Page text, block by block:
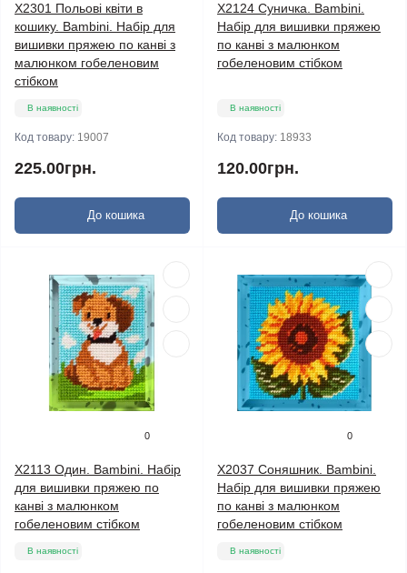
X2301 Польові квіти в
кошику. Bambini. Набір для
вишивки пряжею по канві з
малюнком гобеленовим
стібком
В наявності
Код товару: 19007
225.00грн.
До кошика
X2124 Суничка. Bambini.
Набір для вишивки пряжею
по канві з малюнком
гобеленовим стібком
В наявності
Код товару: 18933
120.00грн.
До кошика
0
X2113 Один. Bambini. Набір
для вишивки пряжею по
канві з малюнком
гобеленовим стібком
В наявності
0
X2037 Соняшник. Bambini.
Набір для вишивки пряжею
по канві з малюнком
гобеленовим стібком
В наявності